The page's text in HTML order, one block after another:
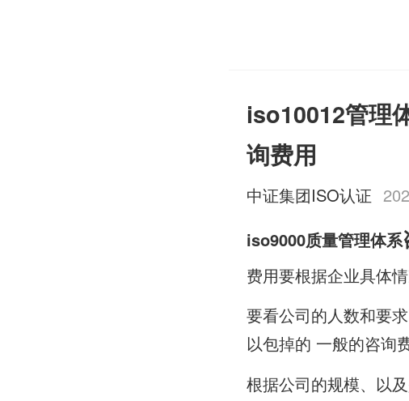
iso10012管理
询费用
中证集团ISO认证
iso9000质量管理体系
费用要根据企业具体
要看公司的人数和要
以包掉的 一般的咨询
根据公司的规模、以